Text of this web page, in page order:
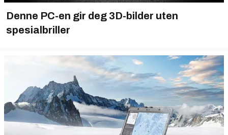
Denne PC-en gir deg 3D-bilder uten
spesialbriller